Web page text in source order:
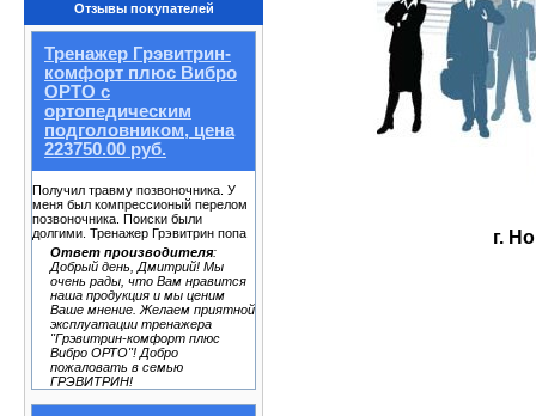
Отзывы покупателей
Тренажер Грэвитрин-
комфорт плюс Вибро
ОРТО с
ортопедическим
подголовником, цена
223750.00 руб.
Получил травму позвоночника. У
меня был компрессионый перелом
позвоночника. Поиски были
долгими. Тренажер Грэвитрин попа
Ответ производителя:
Добрый день, Дмитрий! Мы
очень рады, что Вам нравится
наша продукция и мы ценим
Ваше мнение. Желаем приятной
эксплуатации тренажера
"Грэвитрин-комфорт плюс
Вибро ОРТО"! Добро
пожаловать в семью
ГРЭВИТРИН!
г.